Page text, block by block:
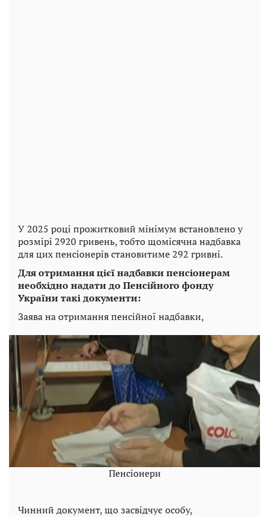
У 2025 році прожитковий мінімум встановлено у
розмірі 2920 гривень, тобто щомісячна надбавка
для цих пенсіонерів становитиме 292 гривні.
Для отримання цієї надбавки пенсіонерам
необхідно надати до Пенсійного фонду
України такі документи:
Заява на отримання пенсійної надбавки,
Пенсіонери
Чинний документ, що засвідчує особу,